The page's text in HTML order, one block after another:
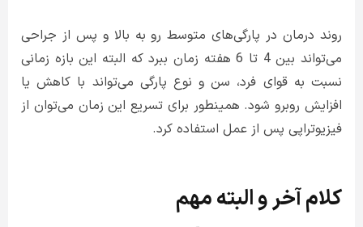
روند درمان در پارگی‌های متوسط رو به بالا و پس از جراحی
می‌تواند بین 4 تا 6 هفته زمان ببرد که البته این بازه زمانی
نسبت به قوای فرد، سن و نوع پارگی می‌تواند با کاهش یا
افزایش روبرو شود. همینطور برای تسریع این زمان می‌توان از
فیزیوتراپی پس از عمل استفاده کرد.
کلام آخر و البته مهم